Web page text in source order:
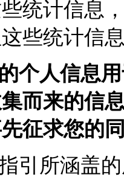
统计信息
些统计信
个人信息
而来的信
征求您的
引所涵盖